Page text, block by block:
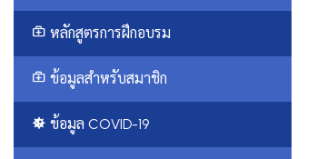
หลักสูตรการฝึกอบรม
ข้อมูลสำหรับสมาชิก
ข้อมูล COVID-19